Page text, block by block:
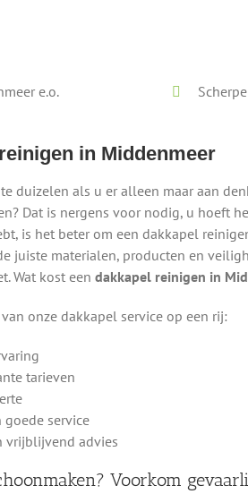
e.o.
in Middenmeer
duizelen als u er alleen maar aan
Dat is nergens voor nodig, u hoeft
is het beter om een dakkapel
juiste materialen, producten en
Wat kost een dakkapel reinigen in
onze dakkapel service op een rij:
tarieven
goede service
vrijblijvend advies
Voorkom